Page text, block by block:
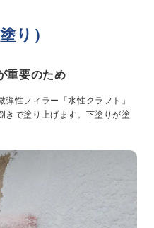
り）
重要のため
性フィラー「水性クラフト」
きで塗り上げます。下塗りが塗